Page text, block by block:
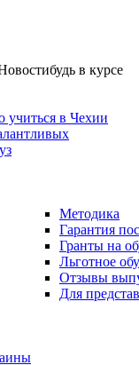
будь в курсе
учиться в Чехии
Методика
Гарантия
Гранты на
Льготное
Отзывы
Для